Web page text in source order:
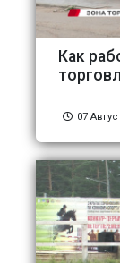
Как
07